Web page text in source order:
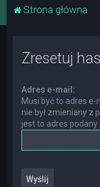
Strona główna
Zresetuj
Adres e-mail:
Musi być to adres
nie był zmieniany z
jest to adres podany